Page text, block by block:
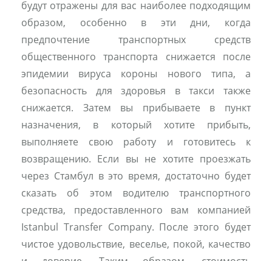
будут отражены для вас наиболее подходящим
образом, особенно в эти дни, когда
предпочтение транспортных средств
общественного транспорта снижается после
эпидемии вируса короны нового типа, а
безопасность для здоровья в такси также
снижается. Затем вы прибываете в пункт
назначения, в который хотите прибыть,
выполняете свою работу и готовитесь к
возвращению. Если вы не хотите проезжать
через Стамбул в это время, достаточно будет
сказать об этом водителю транспортного
средства, предоставленного вам компанией
Istanbul Transfer Company. После этого будет
чистое удовольствие, веселье, покой, качество